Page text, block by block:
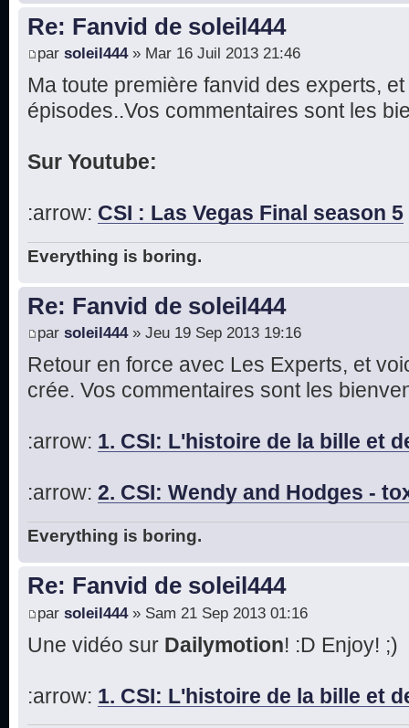
Re: Fanvid de soleil444
par soleil444» Mar 16 Juil 2013 21:46
Ma toute première fanvid des experts,
épisodes..Vos commentaires sont les
Sur Youtube:
:arrow: CSI : Las Vegas Final season 5
Everything is boring.
Re: Fanvid de soleil444
par soleil444» Jeu 19 Sep 2013 19:16
Retour en force avec Les Experts, et
crée. Vos commentaires sont les
:arrow: 1. CSI: L'histoire de la bille et
:arrow: 2. CSI: Wendy and Hodges -
Everything is boring.
Re: Fanvid de soleil444
par soleil444» Sam 21 Sep 2013 01:16
Une vidéo sur Dailymotion! :D Enjoy! ;)
:arrow: 1. CSI: L'histoire de la bille et